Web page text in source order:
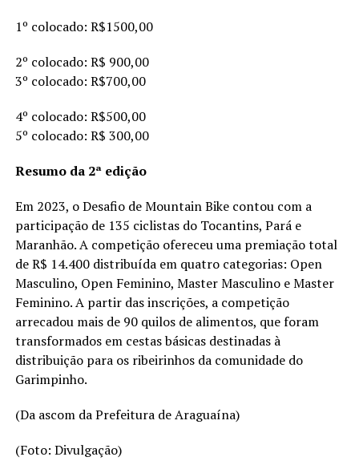
1º colocado: R$1500,00
2º colocado: R$ 900,00
3º colocado: R$700,00
4º colocado: R$500,00
5º colocado: R$ 300,00
Resumo da 2ª edição
Em 2023, o Desafio de Mountain Bike contou com a
participação de 135 ciclistas do Tocantins, Pará e
Maranhão. A competição ofereceu uma premiação total
de R$ 14.400 distribuída em quatro categorias: Open
Masculino, Open Feminino, Master Masculino e Master
Feminino. A partir das inscrições, a competição
arrecadou mais de 90 quilos de alimentos, que foram
transformados em cestas básicas destinadas à
distribuição para os ribeirinhos da comunidade do
Garimpinho.
(Da ascom da Prefeitura de Araguaína)
(Foto: Divulgação)